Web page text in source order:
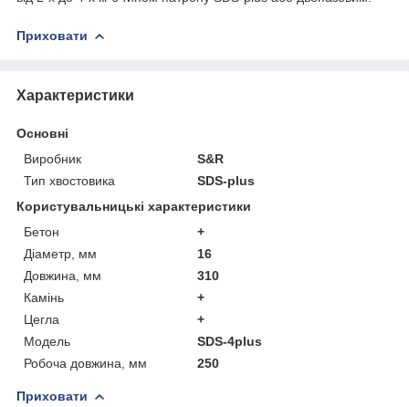
Приховати
Характеристики
Основні
Виробник
S&R
Тип хвостовика
SDS-plus
Користувальницькі характеристики
Бетон
+
Діаметр, мм
16
Довжина, мм
310
Камінь
+
Цегла
+
Мoдель
SDS-4plus
Робоча довжина, мм
250
Приховати